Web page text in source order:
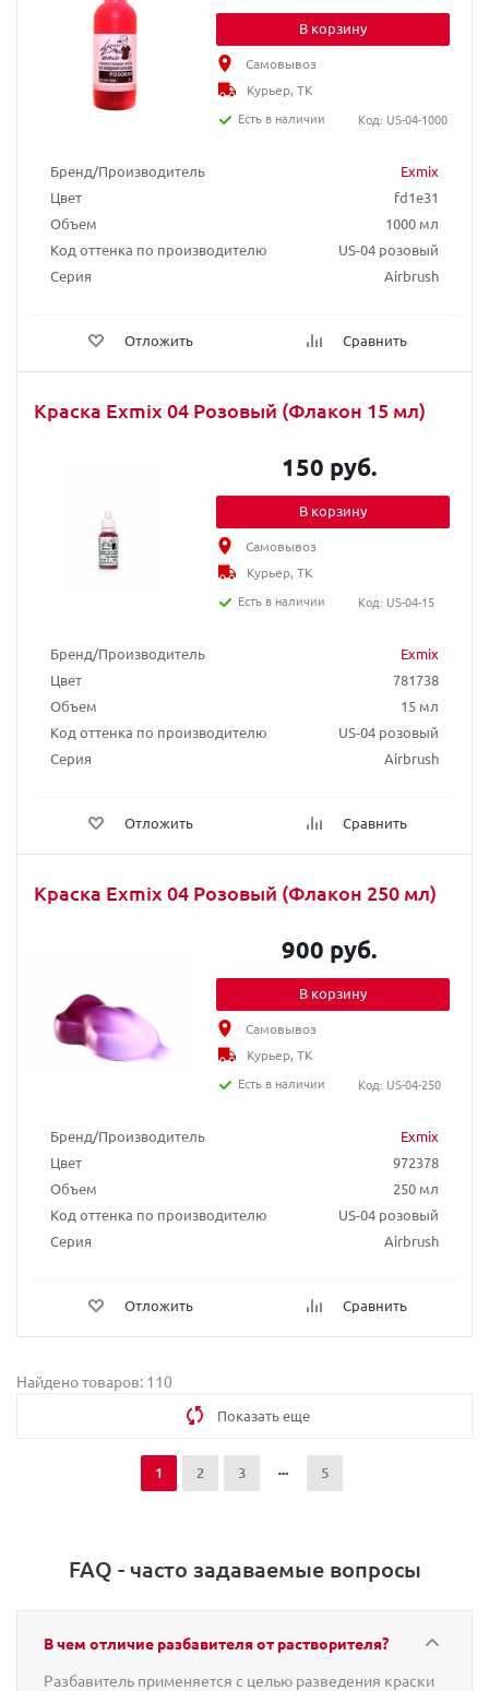
Бренд/Производитель
Exmix
Цвет
fd1e31
Объем
1000 мл
Код оттенка по производителю
US-04 розовый
Серия
Airbrush
Отложить Сравнить
В корзину
Самовывоз
Курьер, ТК
Есть в наличии
Код: US-04-1000
Краска Exmix 04 Розовый (Флакон 15 мл)
Бренд/Производитель
Exmix
Цвет
781738
Объем
15 мл
Код оттенка по производителю
US-04 розовый
Серия
Airbrush
Отложить Сравнить
150 руб.
В корзину
Самовывоз
Курьер, ТК
Есть в наличии
Код: US-04-15
Краска Exmix 04 Розовый (Флакон 250 мл)
Бренд/Производитель
Exmix
Цвет
972378
Объем
250 мл
Код оттенка по производителю
US-04 розовый
Серия
Airbrush
Отложить Сравнить
900 руб.
В корзину
Самовывоз
Курьер, ТК
Есть в наличии
Код: US-04-250
Найдено товаров: 110
Показать еще
1 2 3 5
FAQ - часто задаваемые вопросы
В чем отличие разбавителя от растворителя?
Разбавитель применяется с целью разведения краски